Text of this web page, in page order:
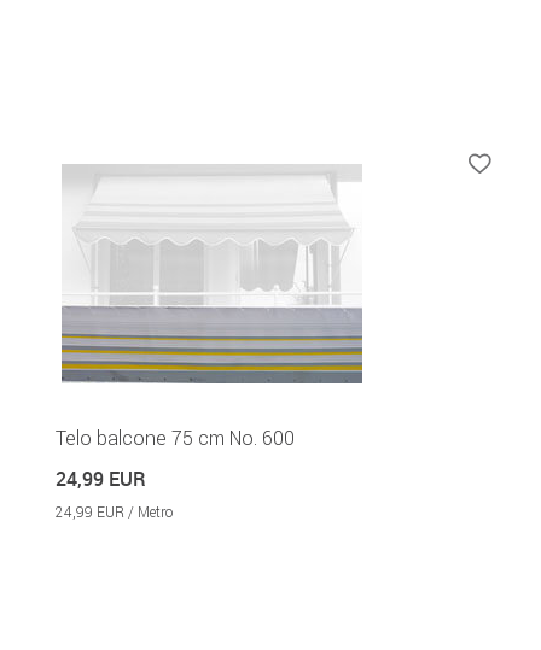
Telo balcone 75 cm No. 600
24,99 EUR
24,99 EUR / Metro